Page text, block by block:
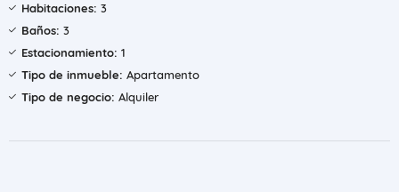
Habitaciones: 3
Baños: 3
Estacionamiento: 1
Tipo de inmueble: Apartamento
Tipo de negocio: Alquiler